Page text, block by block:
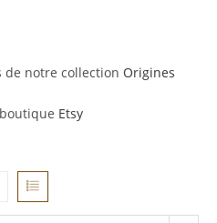
de notre collection Origines
Etsy